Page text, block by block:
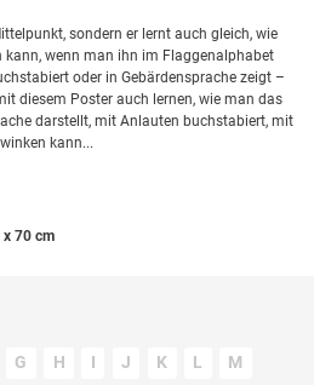
sondern er lernt auch gleich, wie
wenn man ihn im Flaggenalphabet
oder in Gebärdensprache zeigt –
diesem Poster auch lernen, wie man das
darstellt, mit Anlauten buchstabiert, mit
kann...
70 cm
G H I J K L M